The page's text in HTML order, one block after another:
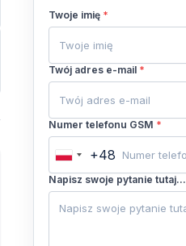
Twoje imię *
Twój adres e-mail *
Numer telefonu GSM *
Poland
+48
+48
Napisz swoje pytanie tutaj...